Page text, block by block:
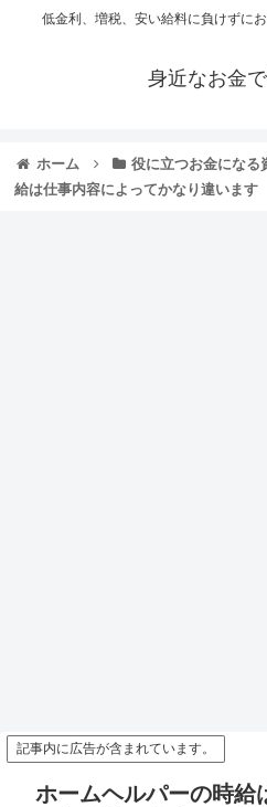
低金利、増税、安い給料に負けずに
身近なお金
ホーム 役に立つお金になる
給は仕事内容によってかなり違います
記事内に広告が含まれています。
ホームヘルパーの時給